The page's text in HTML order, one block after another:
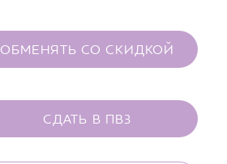
ОБМЕНЯТЬ СО СКИДКОЙ
СДАТЬ В ПВЗ